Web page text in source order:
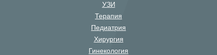
УЗИ
Терапия
Педиатрия
Хирургия
Гинекология